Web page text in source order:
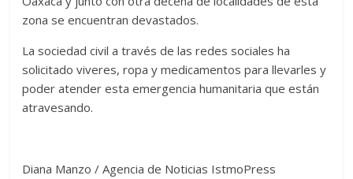
zona se encuentran devastados.
La sociedad civil a través de las redes sociales ha
solicitado viveres, ropa y medicamentos para llevarles y
poder atender esta emergencia humanitaria que están
atravesando.
Diana Manzo / Agencia de Noticias IstmoPress